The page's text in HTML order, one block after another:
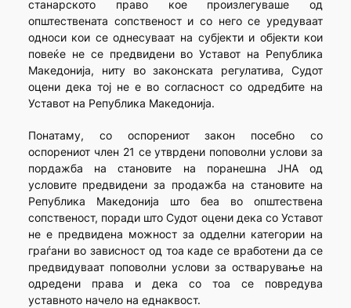
станарското право кое произлегуваше од
општествената сопственост и со него се уредуваат
односи кои се однесуваат на субјекти и објекти кои
повеќе не се предвидени во Уставот на Република
Македонија, ниту во законската регулатива, Судот
оцени дека тој не е во согласност со одредбите на
Уставот на Република Македонија.
Понатаму, со оспорениот закон посебно со
оспорениот член 21 се утврдени поповолни услови за
пордажба на становите на поранешна ЈНА од
условите предвидени за продажба на становите на
Република Македонија што беа во општествена
сопственост, поради што Судот оцени дека со Уставот
не е предвидена можност за одделни категории на
граѓани во зависност од тоа каде се вработени да се
предвидуваат поповолни услови за остварување на
одредени права и дека со тоа се повредува
уставното начело на еднаквост.